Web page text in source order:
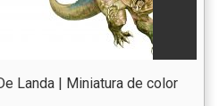
Landa | Miniatura de color